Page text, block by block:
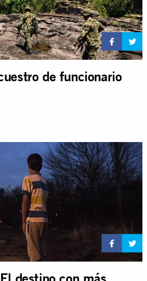
de funcionario